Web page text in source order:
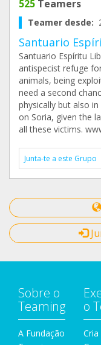
525 Teamers
Teamer desde:
Santuario
Santuario Espíritu
antispecist refuge
animals, being
need a second
physically but also
on Soria, given the
all these victims.
Junta-te a este Grupo
Sobre o
Teaming
A Fundação
o